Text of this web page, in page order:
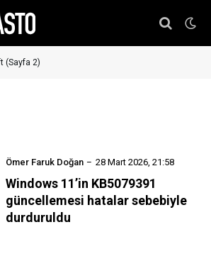
(Sayfa 2)
Ömer Faruk Doğan 28 Mart 2026, 21:58
Windows 11’in KB5079391
güncellemesi hatalar sebebiyle
durduruldu